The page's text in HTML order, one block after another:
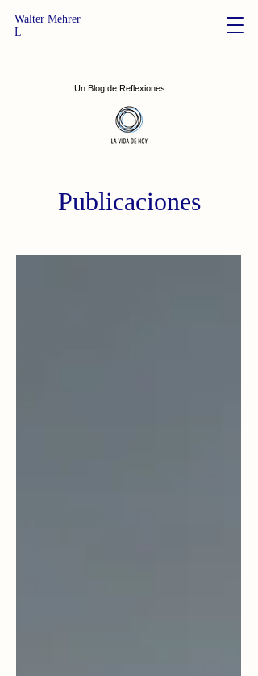
Walter Mehrer
L
Un Blog de Reflexiones
Publicaciones